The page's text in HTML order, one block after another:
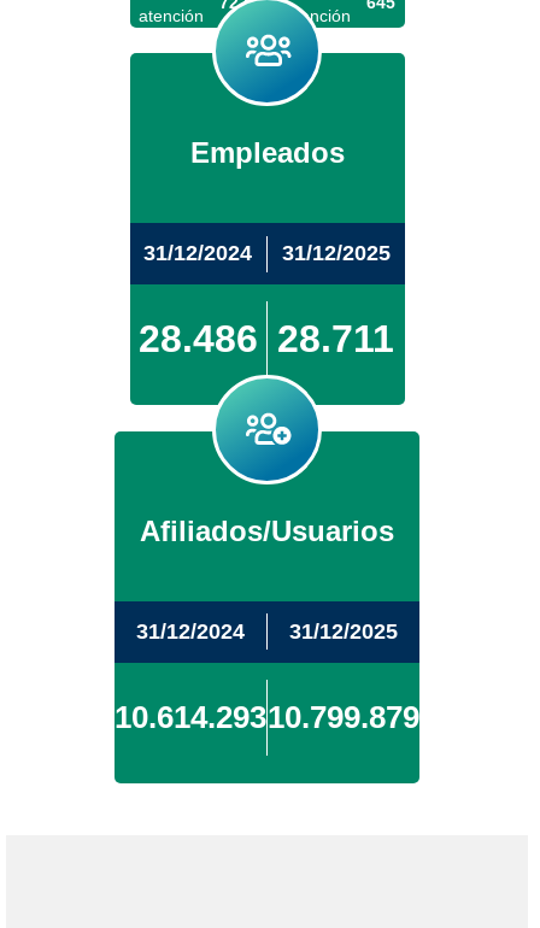
atención
131
atención
Oficinas
Empleados
31/12/2024 31/12/2025
28.486 28.711
Afiliados/Usuarios
31/12/2024 31/12/2025
10.614.29310.799.879